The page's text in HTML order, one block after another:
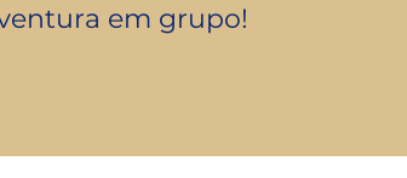
em grupo!